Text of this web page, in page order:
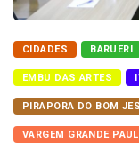
CIDADES BARUERI
EMBU DAS ARTES
PIRAPORA DO BOM
VARGEM GRANDE